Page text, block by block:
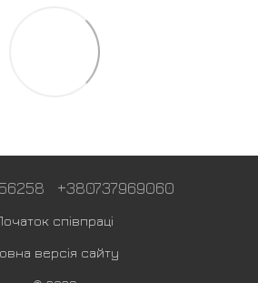
+380737969060
співпраці
версія сайту